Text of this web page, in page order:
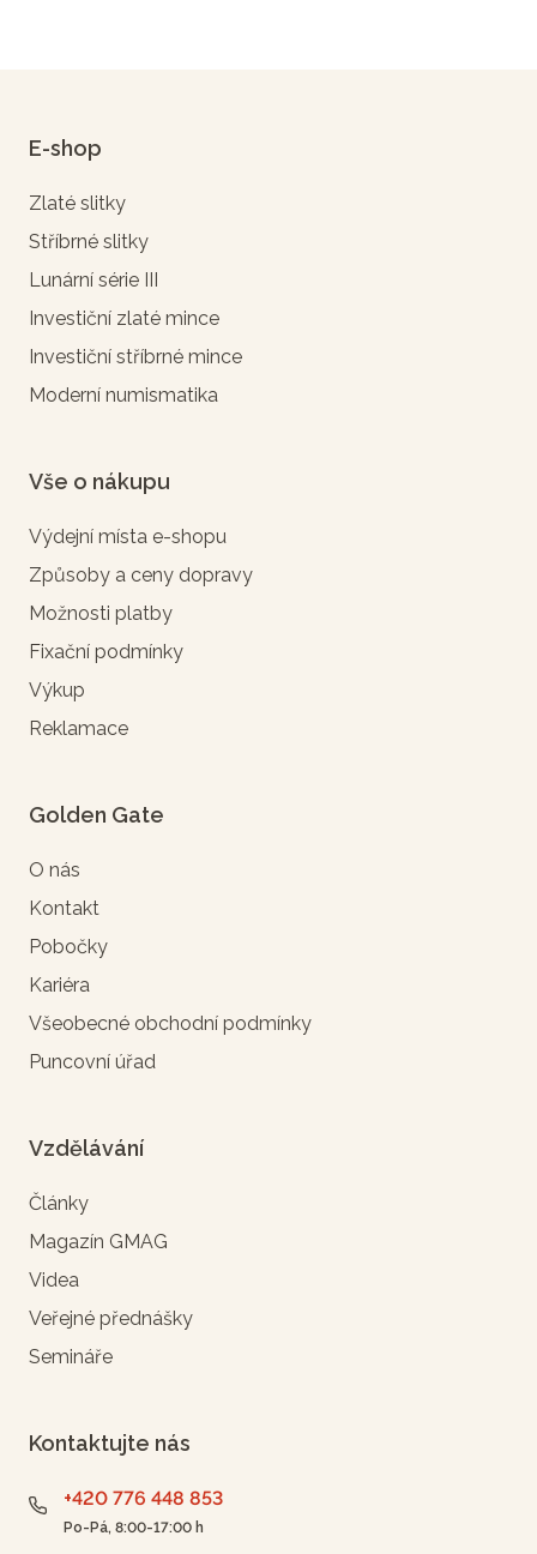
E-shop
Zlaté slitky
Stříbrné slitky
Lunární série III
Investiční zlaté mince
Investiční stříbrné mince
Moderní numismatika
Vše o nákupu
Výdejní místa e-shopu
Způsoby a ceny dopravy
Možnosti platby
Fixační podmínky
Výkup
Reklamace
Golden Gate
O nás
Kontakt
Pobočky
Kariéra
Všeobecné obchodní podmínky
Puncovní úřad
Vzdělávání
Články
Magazín GMAG
Videa
Veřejné přednášky
Semináře
Kontaktujte nás
+420 776 448 853
Po-Pá, 8:00-17:00 h